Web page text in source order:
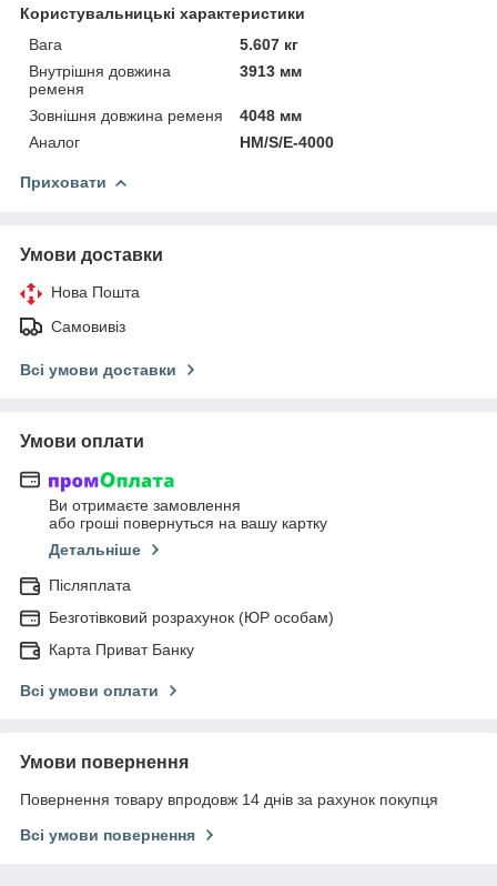
Користувальницькі характеристики
Вага
5.607 кг
Внутрішня довжина
ременя
3913 мм
Зовнішня довжина ременя
4048 мм
Аналог
HM/S/E-4000
Приховати
Умови доставки
Нова Пошта
Самовивіз
Всі умови доставки
Умови оплати
Ви отримаєте замовлення
або гроші повернуться на вашу картку
Детальніше
Післяплата
Безготівковий розрахунок (ЮР особам)
Карта Приват Банку
Всі умови оплати
Умови повернення
Повернення товару впродовж 14 днів за рахунок покупця
Всі умови повернення